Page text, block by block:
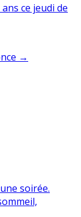
ce jeudi de
→
soirée.